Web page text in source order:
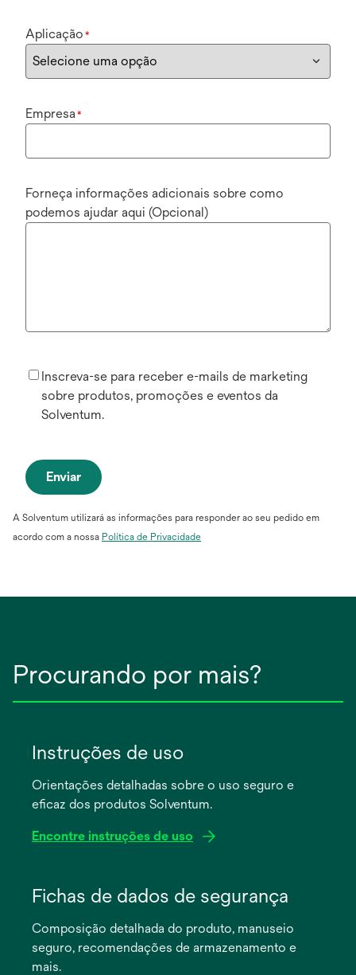
Aplicação *
Empresa *
Forneça informações adicionais sobre como
podemos ajudar aqui (Opcional)
Inscreva-se para receber e-mails de marketing
sobre produtos, promoções e eventos da
Solventum.
Enviar
A Solventum utilizará as informações para responder ao seu pedido em
acordo com a nossa Política de Privacidade
Procurando por mais?
Instruções de uso
Orientações detalhadas sobre o uso seguro e
eficaz dos produtos Solventum.
Encontre instruções de uso
nova
guia
Fichas de dados de segurança
Composição detalhada do produto, manuseio
seguro, recomendações de armazenamento e
mais.